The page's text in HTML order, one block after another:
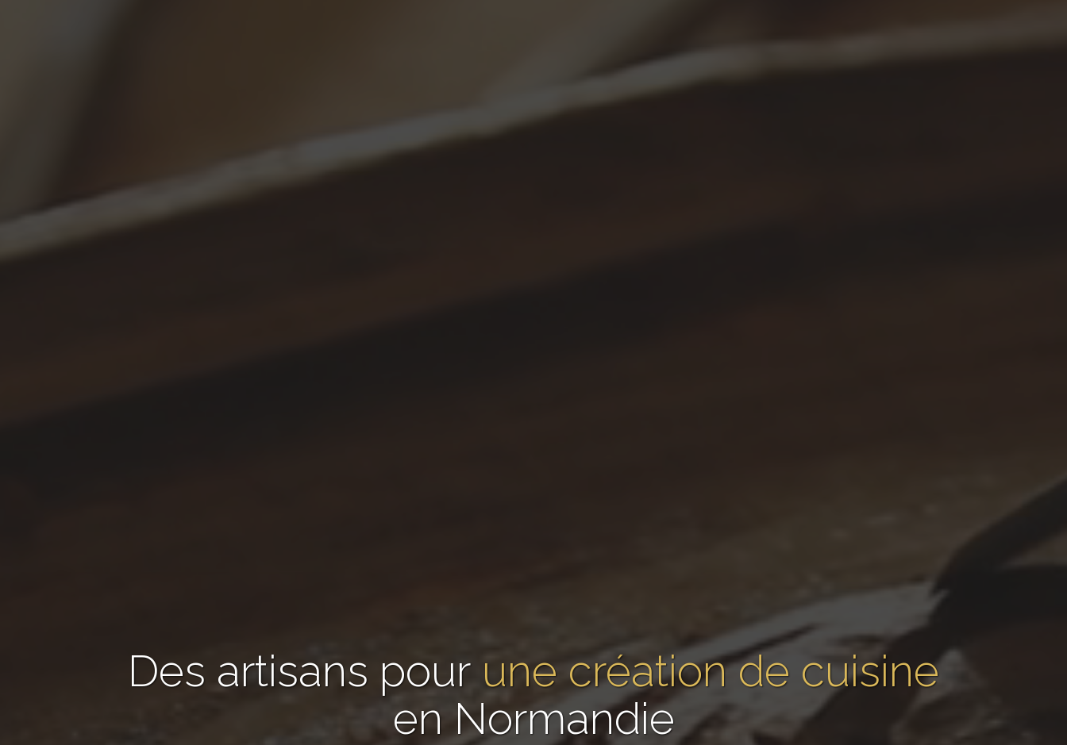
Des artisans pour une création de cuisine
en Normandie